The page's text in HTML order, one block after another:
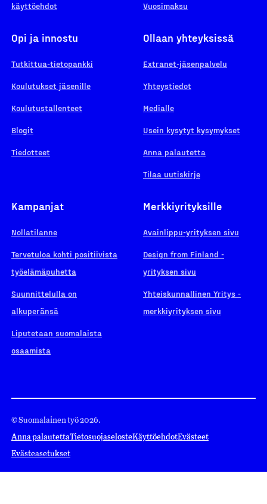
käyttöehdot
Vuosimaksu
Opi ja innostu
Tutkittua-tietopankki
Koulutukset jäsenille
Koulutustallenteet
Blogit
Tiedotteet
Ollaan yhteyksissä
Extranet-jäsenpalvelu
Yhteystiedot
Medialle
Usein kysytyt kysymykset
Anna palautetta
Tilaa uutiskirje
Kampanjat
Nollatilanne
Tervetuloa kohti positiivista
työelämäpuhetta
Suunnittelulla on
alkuperänsä
Liputetaan suomalaista
osaamista
Merkkiyrityksille
Avainlippu-yrityksen sivu
Design from Finland -
yrityksen sivu
Yhteiskunnallinen Yritys -
merkkiyrityksen sivu
© Suomalainen työ 2026.
Anna palautettaTietosuojaselosteKäyttöehdotEvästeet
Evästeasetukset